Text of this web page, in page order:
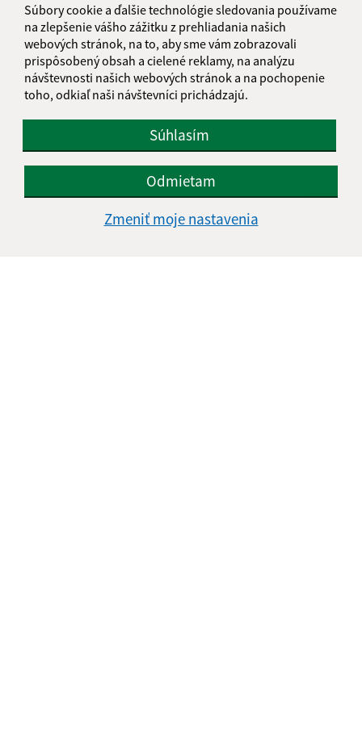
Súbory cookie a ďalšie technológie sledovania používame
na zlepšenie vášho zážitku z prehliadania našich
webových stránok, na to, aby sme vám zobrazovali
prispôsobený obsah a cielené reklamy, na analýzu
návštevnosti našich webových stránok a na pochopenie
toho, odkiaľ naši návštevníci prichádzajú.
Súhlasím
Odmietam
Zmeniť moje nastavenia
+421 527 720 003
IČO: 00326275